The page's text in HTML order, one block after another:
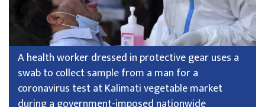
A health worker dressed in protective gear uses a
swab to collect sample from a man for a
coronavirus test at Kalimati vegetable market